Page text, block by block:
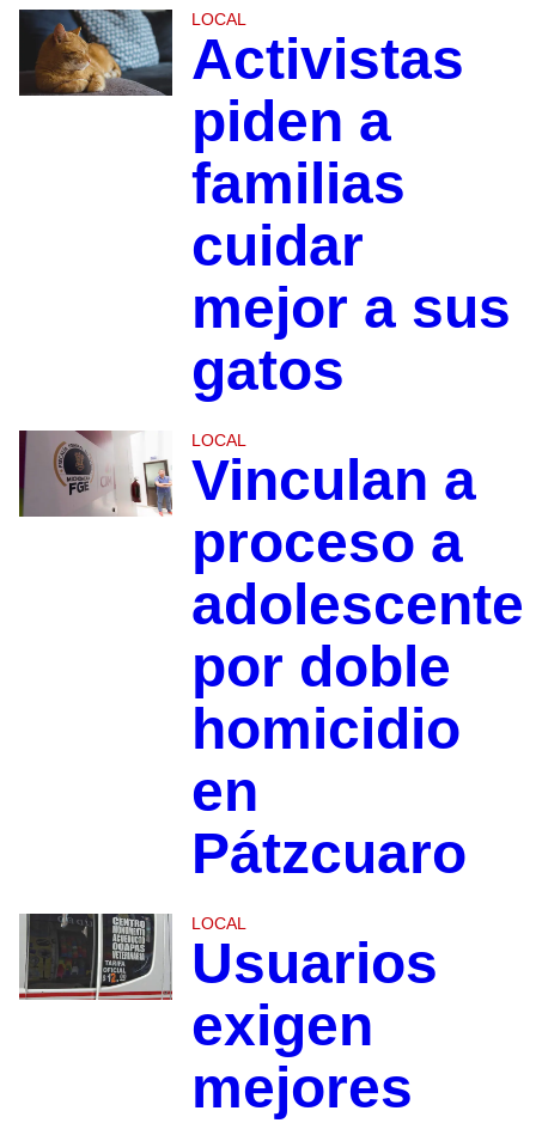
LOCAL
Activistas
piden a
familias
cuidar
mejor a sus
gatos
LOCAL
Vinculan a
proceso a
adolescente
por doble
homicidio
en
Pátzcuaro
LOCAL
Usuarios
exigen
mejores